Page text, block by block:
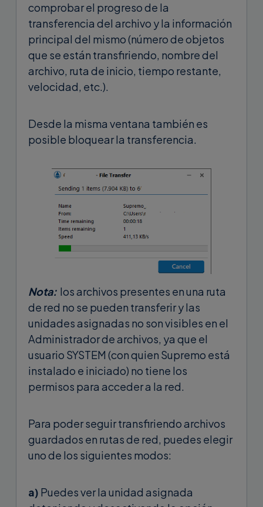
comprobar el progreso de la
transferencia del archivo y la información
principal del mismo (número de objetos
que se están transfiriendo, nombre del
archivo, ruta de inicio, tiempo restante,
velocidad, etc.).
Desde la misma ventana también es
posible bloquear la transferencia.
Nota: los archivos presentes en una ruta
de red no se pueden transferir y las
unidades asignadas no son visibles en el
Administrador de archivos, ya que el
usuario SYSTEM (con quien Supremo está
instalado e iniciado) no tiene los
permisos para acceder a la red.
Para poder seguir transfiriendo archivos
guardados en rutas de red, puedes elegir
uno de los siguientes modos:
a) Puedes ver la unidad asignada